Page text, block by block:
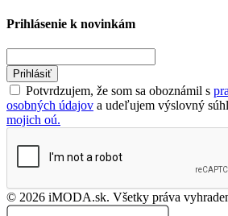
Prihlásenie k novinkám
Prihlásiť
Potvrdzujem, že som sa oboznámil s
osobných údajov a udeľujem výslovný
mojich oú.
© 2026 iMODA.sk. Všetky práva